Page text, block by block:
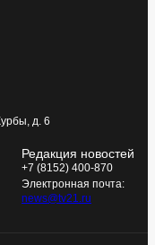
д. 6
Редакция новостей
+7 (8152) 400-870
Электронная почта:
news@tv21.ru